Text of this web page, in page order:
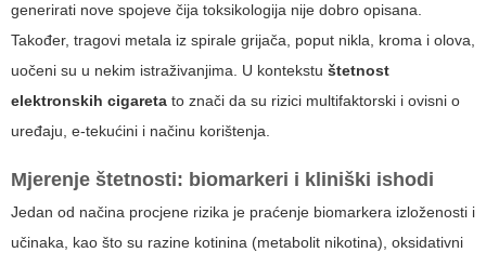
generirati nove spojeve čija toksikologija nije dobro opisana.
Također, tragovi metala iz spirale grijača, poput nikla, kroma i olova,
uočeni su u nekim istraživanjima. U kontekstu štetnost
elektronskih cigareta to znači da su rizici multifaktorski i ovisni o
uređaju, e-tekućini i načinu korištenja.
Mjerenje štetnosti: biomarkeri i kliniški ishodi
Jedan od načina procjene rizika je praćenje biomarkera izloženosti i
učinaka, kao što su razine kotinina (metabolit nikotina), oksidativni